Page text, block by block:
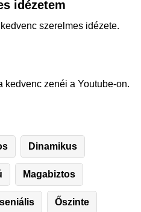
idézetem
szerelmes idézete.
kedvenc zenéi a Youtube-on.
Dinamikus
Magabiztos
Őszinte